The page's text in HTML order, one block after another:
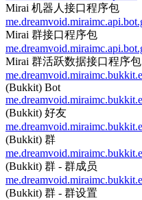
Mirai 机器人接口程序包
Mirai 群接口程序包
Mirai 群活跃数据接口程序包
(Bukkit) Bot
(Bukkit) 好友
(Bukkit) 群
(Bukkit) 群 - 群成员
(Bukkit) 群 - 群设置